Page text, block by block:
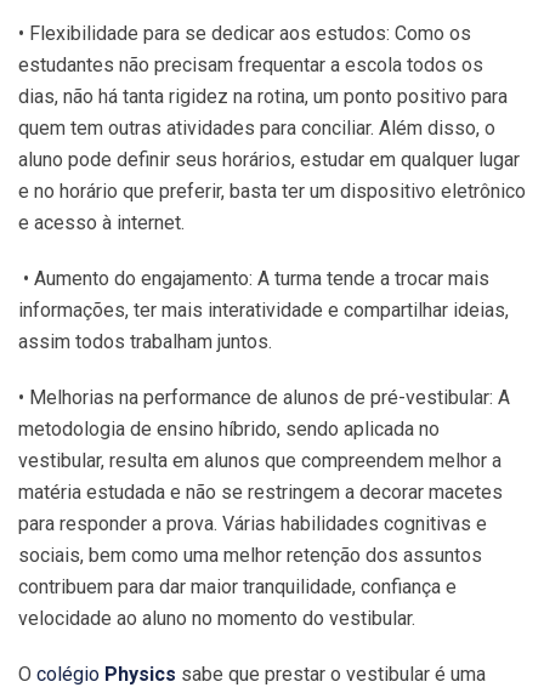
• Flexibilidade para se dedicar aos estudos: Como os
estudantes não precisam frequentar a escola todos os
dias, não há tanta rigidez na rotina, um ponto positivo para
quem tem outras atividades para conciliar. Além disso, o
aluno pode definir seus horários, estudar em qualquer lugar
e no horário que preferir, basta ter um dispositivo eletrônico
e acesso à internet.
• Aumento do engajamento: A turma tende a trocar mais
informações, ter mais interatividade e compartilhar ideias,
assim todos trabalham juntos.
• Melhorias na performance de alunos de pré-vestibular: A
metodologia de ensino híbrido, sendo aplicada no
vestibular, resulta em alunos que compreendem melhor a
matéria estudada e não se restringem a decorar macetes
para responder a prova. Várias habilidades cognitivas e
sociais, bem como uma melhor retenção dos assuntos
contribuem para dar maior tranquilidade, confiança e
velocidade ao aluno no momento do vestibular.
O colégio Physics sabe que prestar o vestibular é uma